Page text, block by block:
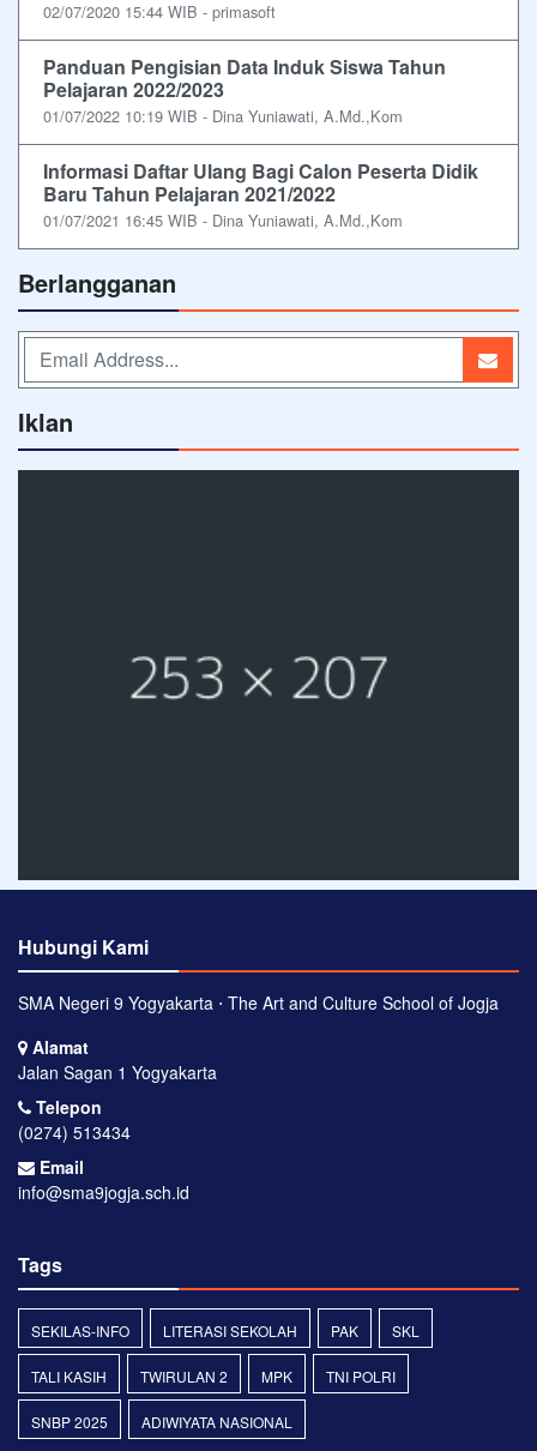
02/07/2020 15:44 WIB - primasoft
Panduan Pengisian Data Induk Siswa Tahun
Pelajaran 2022/2023
01/07/2022 10:19 WIB - Dina Yuniawati, A.Md.,Kom
Informasi Daftar Ulang Bagi Calon Peserta Didik
Baru Tahun Pelajaran 2021/2022
01/07/2021 16:45 WIB - Dina Yuniawati, A.Md.,Kom
Berlangganan
Iklan
Hubungi Kami
SMA Negeri 9 Yogyakarta ⋅ The Art and Culture School of Jogja
Alamat
Jalan Sagan 1 Yogyakarta
Telepon
(0274) 513434
Email
info@sma9jogja.sch.id
Tags
SEKILAS-INFO LITERASI SEKOLAH PAK SKL
TALI KASIH TWIRULAN 2 MPK TNI POLRI
SNBP 2025 ADIWIYATA NASIONAL